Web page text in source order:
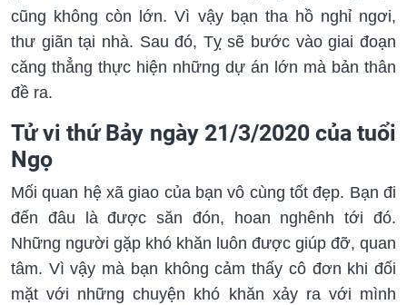
cũng không còn lớn. Vì vậy bạn tha hồ nghỉ ngơi,
thư giãn tại nhà. Sau đó, Tỵ sẽ bước vào giai đoạn
căng thẳng thực hiện những dự án lớn mà bản thân
đề ra.
Tử vi thứ Bảy ngày 21/3/2020 của tuổi
Ngọ
Mối quan hệ xã giao của bạn vô cùng tốt đẹp. Bạn đi
đến đâu là được săn đón, hoan nghênh tới đó.
Những người gặp khó khăn luôn được giúp đỡ, quan
tâm. Vì vậy mà bạn không cảm thấy cô đơn khi đối
mặt với những chuyện khó khăn xảy ra với mình